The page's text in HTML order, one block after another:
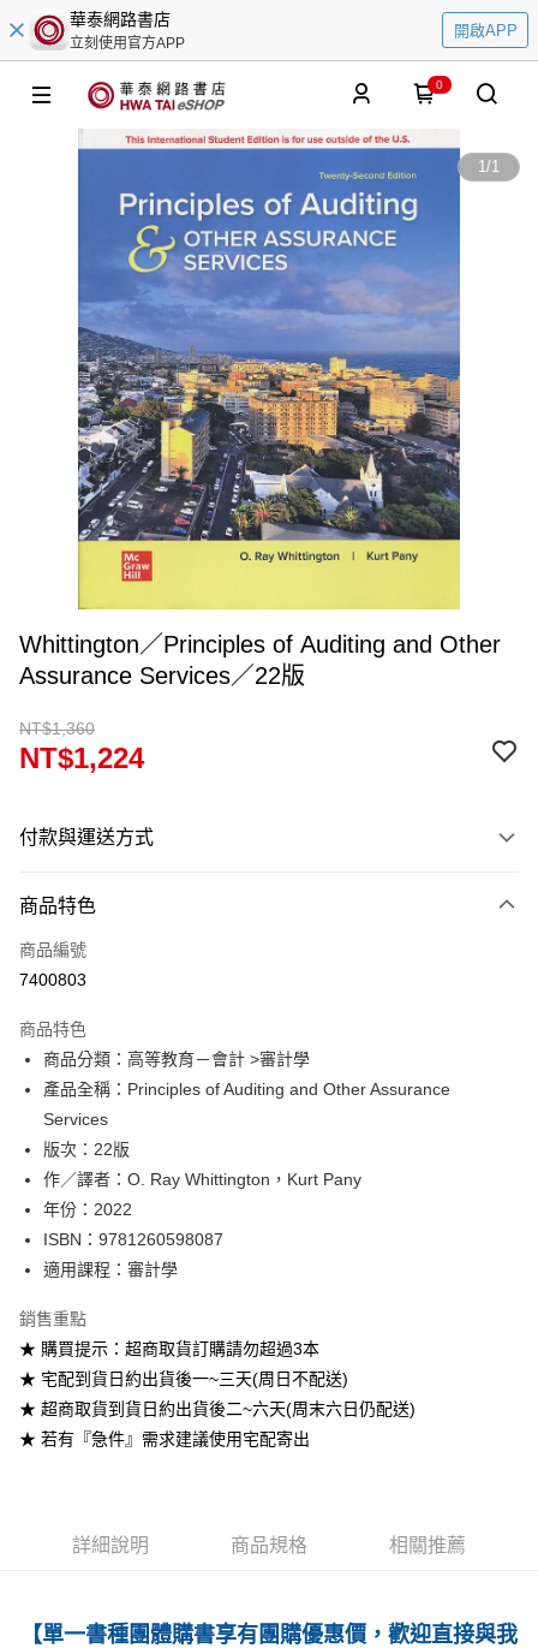
華泰網路書店
立刻使用官方APP
開啟APP
0
1/1
Whittington／Principles of Auditing and Other
Assurance Services／22版
NT$1,360
NT$1,224
付款與運送方式
信用卡一次付款
超商取貨付款
Google Pay
ATM付款
運送方式
付款後全家取貨
7-11取貨付款
每筆NT$60
付款後7-11取貨
每筆NT$100
商品特色
商品編號
7400803
商品特色
商品分類：高等教育－會計 >審計學
產品全稱：Principles of Auditing and Other Assurance
Services
版次：22版
作／譯者：O. Ray Whittington，Kurt Pany
年份：2022
ISBN：9781260598087
適用課程：審計學
銷售重點
★ 購買提示：超商取貨訂購請勿超過3本
★ 宅配到貨日約出貨後一~三天(周日不配送)
★ 超商取貨到貨日約出貨後二~六天(周末六日仍配送)
★ 若有『急件』需求建議使用宅配寄出
詳細說明 商品規格 相關推薦
【單一書種團體購書享有團購優惠價，歡迎直接與我